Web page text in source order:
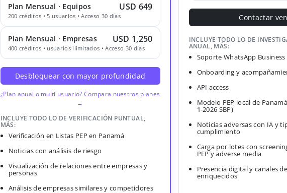
Plan Mensual · Equipos USD 649
200 créditos • 5 usuarios • Acceso 30 días
Plan Mensual · Empresas USD 1,250
400 créditos • usuarios ilimitados • Acceso 30 días
Desbloquear con mayor profundidad
¿Plan anual o multi usuario? Compara nuestros planes
→
INCLUYE TODO LO DE VERIFICACIÓN PUNTUAL,
MÁS:
Verificación en Listas PEP en Panamá
Noticias con análisis de riesgo
Visualización de relaciones entre empresas y
personas
Análisis de empresas similares y competidores
Contactar
INCLUYE TODO LO DE
ANUAL, MÁS:
Soporte WhatsApp Business
Onboarding y
API access
Modelo PEP local de
1-2026 SBP)
Noticias adversas con IA y
cumplimiento
Carga por lotes con
PEP y adverse media
Presencia digital y canales
enriquecidos